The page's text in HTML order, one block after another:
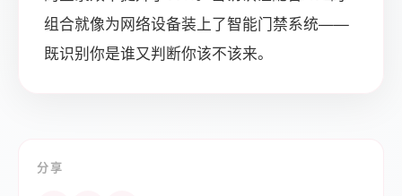
组合就像为网络设备装上了智能门禁系统——
既识别你是谁又判断你该不该来。
分享